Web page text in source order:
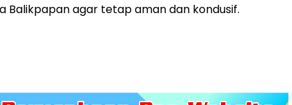
agar tetap aman dan kondusif.